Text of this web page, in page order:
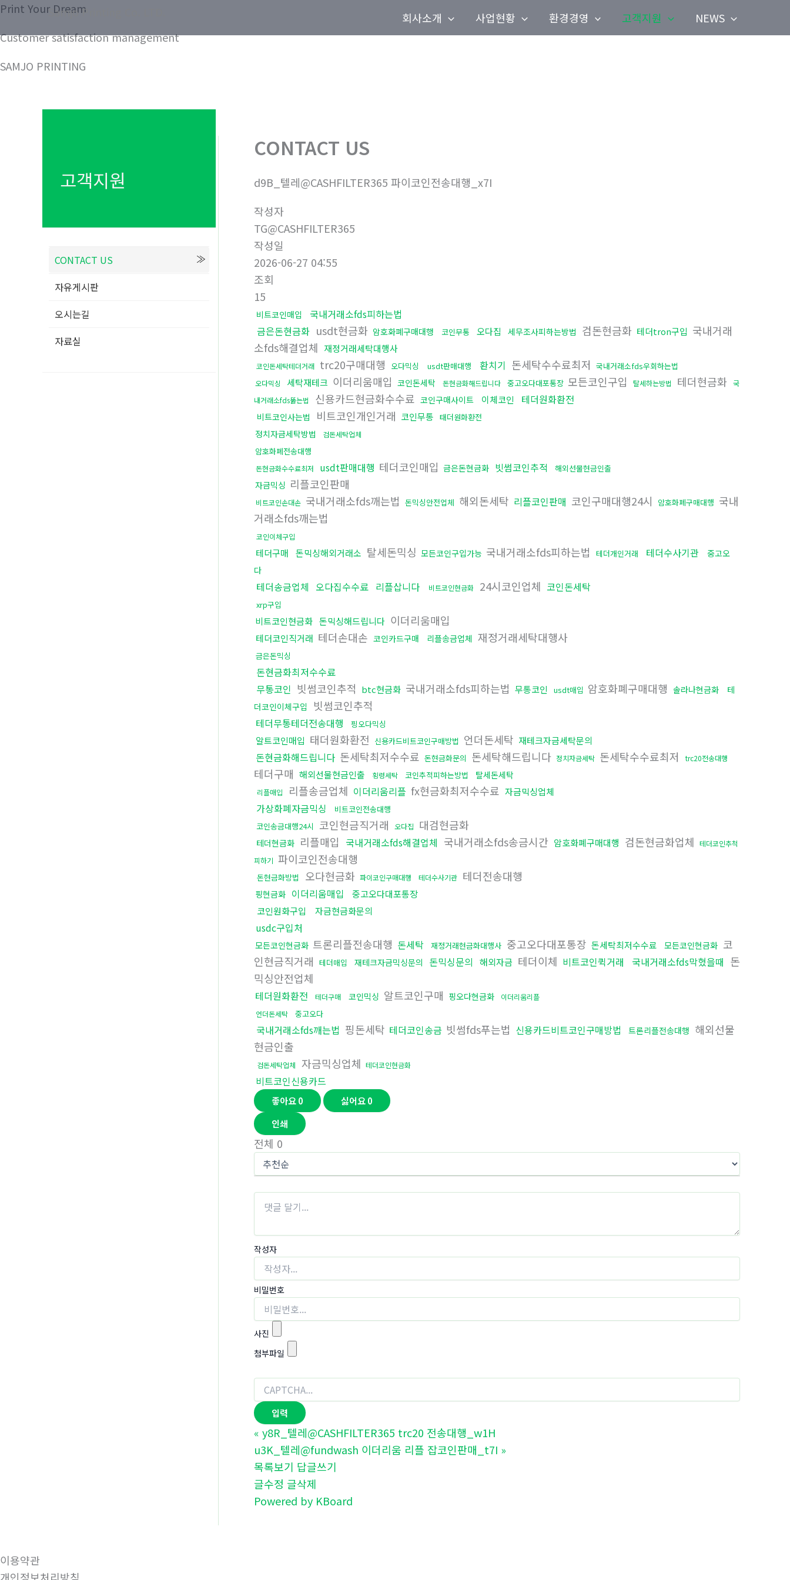
콘
츠
건
Samjo Printing Co. LTD. 회사소개 사업현황 환경경영 고객지원 NEWS
Print Your Dream
Customer satisfaction management
SAMJO PRINTING
고객지원
CONTACT US
자유게시판
오시는길
자료실
CONTACT US
d9B_텔레@CASHFILTER365 파이코인전송대행_x7I
작성자
TG@CASHFILTER365
작성일
2026-06-27 04:55
조회
15
비트코인매입
국내거래소fds피하는법
금은돈현금화 usdt현금화 암호화폐구매대행 코인무통 오다집 세무조사피하는방법 검돈현금화 테더tron구입 국내거래
소fds해결업체 재정거래세탁대행사
코인돈세탁테더거래 trc20구매대행 오다믹싱 usdt판매대행 환치기 돈세탁수수료최저 국내거래소fds우회하는법
오다믹싱 세탁재테크 이더리움매입 코인돈세탁 돈현금화해드립니다 중고오다대포통장 모든코인구입 탈세하는방법 테더현금화 국
내거래소fds뚫는법
신용카드현금화수수료 코인구매사이트 이체코인 테더원화환전
비트코인사는법 비트코인개인거래 코인무통 태더원화환전
정치자금세탁방법 검돈세탁업체
암호화폐전송대행
돈현금화수수료최저 usdt판매대행 테더코인매입 금은돈현금화 빗썸코인추적 해외선물현금인출
자금믹싱 리플코인판매
비트코인손대손 국내거래소fds깨는법 돈믹싱안전업체 해외돈세탁 리플코인판매 코인구매대행24시 암호화폐구매대행 국내
거래소fds깨는법
코인이체구입
테더구매 돈믹싱해외거래소 탈세돈믹싱 모든코인구입가능 국내거래소fds피하는법 테더개인거래 테더수사기관
중고오
다
테더송금업체 오다집수수료 리플삽니다 비트코인현금화 24시코인업체 코인돈세탁
xrp구입
비트코인현금화 돈믹싱해드립니다 이더리움매입
테더코인직거래 테더손대손 코인카드구매 리플송금업체 재정거래세탁대행사
금은돈믹싱
돈현금화최저수수료
무통코인 빗썸코인추적 btc현금화 국내거래소fds피하는법 무통코인 usdt매입 암호화폐구매대행 솔라나현금화
테
더코인이체구입
빗썸코인추적
테더무통테더전송대행 핑오다믹싱
알트코인매입 태더원화환전 신용카드비트코인구매방법 언더돈세탁 재테크자금세탁문의
돈현금화해드립니다 돈세탁최저수수료 돈현금화문의 돈세탁해드립니다 정치자금세탁 돈세탁수수료최저 trc20전송대행
테더구매 해외선물현금인출 횡령세탁 코인추적피하는방법 탈세돈세탁
리플매입 리플송금업체 이더리움리플 fx현금화최저수수료 자금믹싱업체
가상화폐자금믹싱
비트코인전송대행
코인송금대행24시
코인현금직거래 오다집 대검현금화
테더현금화 리플매입 국내거래소fds해결업체 국내거래소fds송금시간 암호화폐구매대행 검돈현금화업체 테더코인추척
피하기 파이코인전송대행
돈현금화방법 오다현금화 파이코인구매대행 테더수사기관 테더전송대행
핑현금화 이더리움매입
중고오다대포통장
코인원화구입
자금현금화문의
usdc구입처
모든코인현금화 트론리플전송대행 돈세탁 재정거래현금화대행사 중고오다대포통장 돈세탁최저수수료 모든코인현금화 코
인현금직거래 테더매입 재테크자금믹싱문의 돈믹싱문의 해외자금 테더이체 비트코인퀵거래 국내거래소fds막혔을때 돈
믹싱안전업체
테더원화환전 테더구매 코인믹싱 알트코인구매 핑오다현금화
이더리움리플
언더돈세탁
중고오다
국내거래소fds깨는법 핑돈세탁 테더코인송금 빗썸fds푸는법 신용카드비트코인구매방법 트론리플전송대행 해외선물
현금인출
검돈세탁업체 자금믹싱업체 테더코인현금화
비트코인신용카드
좋아요0 싫어요0
인쇄
전체 0
작성자
비밀번호
사진
첨부파일
« y8R_텔레@CASHFILTER365 trc20 전송대행_w1H
u3K_텔레@fundwash 이더리움 리플 잡코인판매_t7I »
목록보기 답글쓰기
글수정 글삭제
Powered by KBoard
이용약관